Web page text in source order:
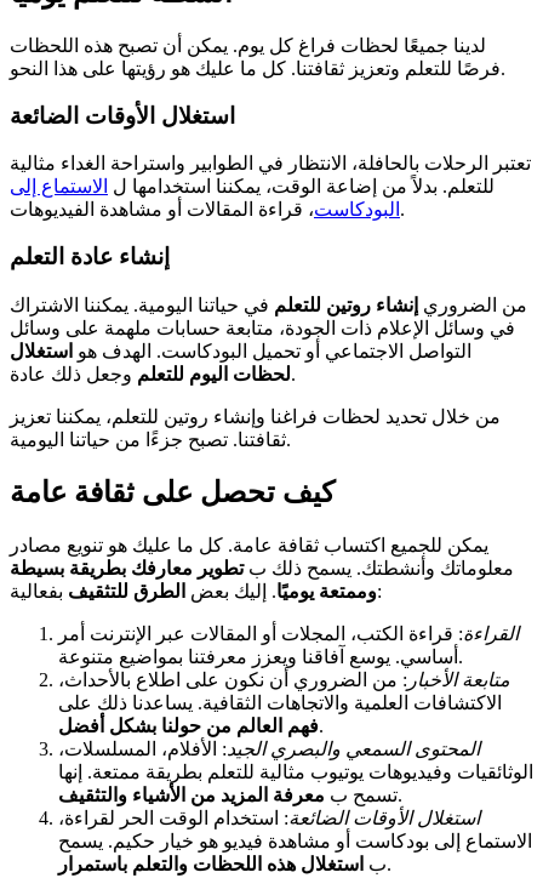
لدينا جميعًا لحظات فراغ كل يوم. يمكن أن تصبح هذه اللحظات
فرصًا للتعلم وتعزيز ثقافتنا. كل ما عليك هو رؤيتها على هذا النحو.
استغلال الأوقات الضائعة
تعتبر الرحلات بالحافلة، الانتظار في الطوابير واستراحة الغداء مثالية
للتعلم. بدلاً من إضاعة الوقت، يمكننا استخدامها ل الاستماع إلى
البودكاست ، قراءة المقالات أو مشاهدة الفيديوهات.
إنشاء عادة التعلم
من الضروري إنشاء روتين للتعلم في حياتنا اليومية. يمكننا الاشتراك
في وسائل الإعلام ذات الجودة، متابعة حسابات ملهمة على وسائل
التواصل الاجتماعي أو تحميل البودكاست. الهدف هو استغلال
لحظات اليوم للتعلموجعل ذلك عادة.
من خلال تحديد لحظات فراغنا وإنشاء روتين للتعلم، يمكننا تعزيز
ثقافتنا. تصبح جزءًا من حياتنا اليومية.
كيف تحصل على ثقافة عامة
يمكن للجميع اكتساب ثقافة عامة. كل ما عليك هو تنويع مصادر
معلوماتك وأنشطتك. يسمح ذلك بتطوير معارفك بطريقة بسيطة
وممتعة يوميًا. إليك بعض الطرق للتثقيف بفعالية:
القراءة: قراءة الكتب، المجلات أو المقالات عبر الإنترنت أمر
أساسي. يوسع آفاقنا ويعزز معرفتنا بمواضيع متنوعة.
متابعة الأخبار : من الضروري أن نكون على اطلاع بالأحداث،
الاكتشافات العلمية والاتجاهات الثقافية. يساعدنا ذلك على
فهم العالم من حولنا بشكل أفضل.
المحتوى السمعي والبصري الجيد: الأفلام، المسلسلات،
الوثائقيات وفيديوهات يوتيوب مثالية للتعلم بطريقة ممتعة. إنها
تسمح ب معرفة المزيد من الأشياء والتثقيف
.
استغلال الأوقات الضائعة: استخدام الوقت الحر لقراءة،
الاستماع إلى بودكاست أو مشاهدة فيديو هو خيار حكيم. يسمح
ب استغلال هذه اللحظات والتعلم باستمرار .